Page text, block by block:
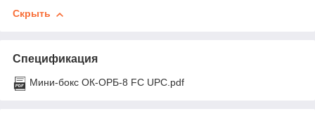
Скрыть
Спецификация
Мини-бокс ОК-ОРБ-8 FC UPC.pdf